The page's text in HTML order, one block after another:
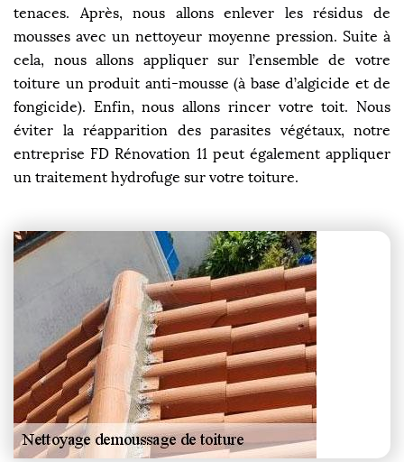
tenaces. Après, nous allons enlever les résidus de
mousses avec un nettoyeur moyenne pression. Suite à
cela, nous allons appliquer sur l’ensemble de votre
toiture un produit anti-mousse (à base d’algicide et de
fongicide). Enfin, nous allons rincer votre toit. Nous
éviter la réapparition des parasites végétaux, notre
entreprise FD Rénovation 11 peut également appliquer
un traitement hydrofuge sur votre toiture.